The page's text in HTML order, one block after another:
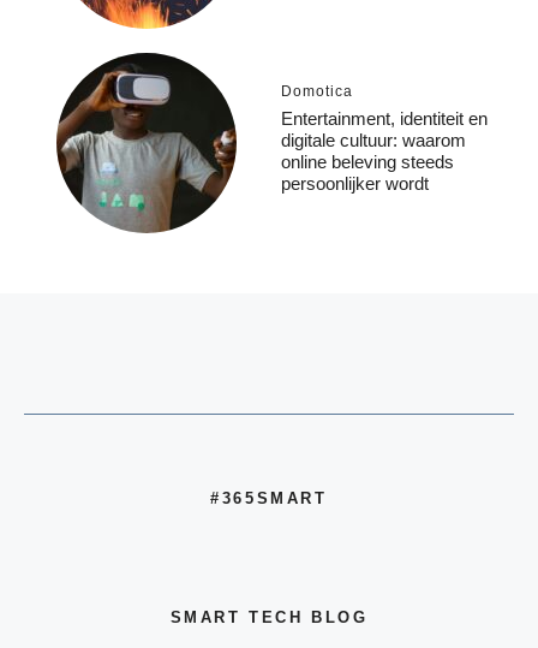
Domotica
Entertainment, identiteit en
digitale cultuur: waarom
online beleving steeds
persoonlijker wordt
#365SMART
SMART TECH BLOG